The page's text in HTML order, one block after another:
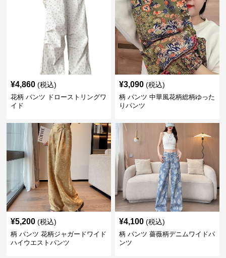
¥4,860 (税込)
花柄 パンツ ドローストリングワ
イド
¥3,090 (税込)
柄 パンツ 中華風花柄総柄ゆった
りパンツ
¥5,200 (税込)
柄 パンツ 花柄ジャガードワイド
ハイウエストパンツ
¥4,100 (税込)
柄 パンツ 薔薇柄デニムワイドパ
ンツ